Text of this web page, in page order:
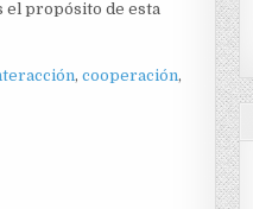
el propósito de esta
,cooperación,